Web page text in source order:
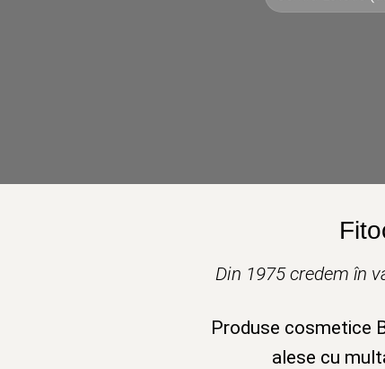
Din 1975 credem în
Produse cosmetice
alese cu